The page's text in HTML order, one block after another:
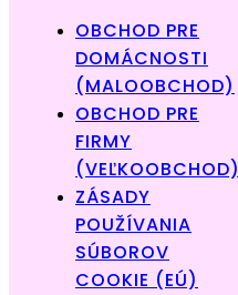
OBCHOD PRE
DOMÁCNOSTI
(MALOOBCHOD)
OBCHOD PRE
FIRMY
(VEĽKOOBCHOD)
ZÁSADY
POUŽÍVANIA
SÚBOROV
COOKIE (EÚ)